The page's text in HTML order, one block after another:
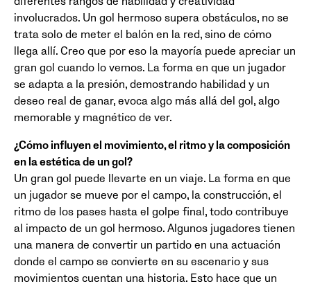
involucrados. Un gol hermoso supera obstáculos, no se
trata solo de meter el balón en la red, sino de cómo
llega allí. Creo que por eso la mayoría puede apreciar un
gran gol cuando lo vemos. La forma en que un jugador
se adapta a la presión, demostrando habilidad y un
deseo real de ganar, evoca algo más allá del gol, algo
memorable y magnético de ver.
¿Cómo influyen el movimiento, el ritmo y la composición
en la estética de un gol?
Un gran gol puede llevarte en un viaje. La forma en que
un jugador se mueve por el campo, la construcción, el
ritmo de los pases hasta el golpe final, todo contribuye
al impacto de un gol hermoso. Algunos jugadores tienen
una manera de convertir un partido en una actuación
donde el campo se convierte en su escenario y sus
movimientos cuentan una historia. Esto hace que un